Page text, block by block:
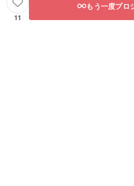
11
もう一度プロ